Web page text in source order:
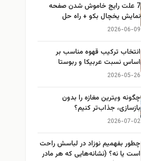
7 علت رایج خاموش شدن صفحه
نمایش یخچال بکو + راه حل
2026-06-09
انتخاب ترکیب قهوه مناسب بر
اساس نسبت عربیکا و ربوستا
2026-05-26
چگونه ویترین مغازه را بدون
بازسازی، جذاب‌تر کنیم؟
2026-07-02
چطور بفهمیم نوزاد در لباسش راحت
است یا نه؟ (نشانه‌هایی که هر مادر